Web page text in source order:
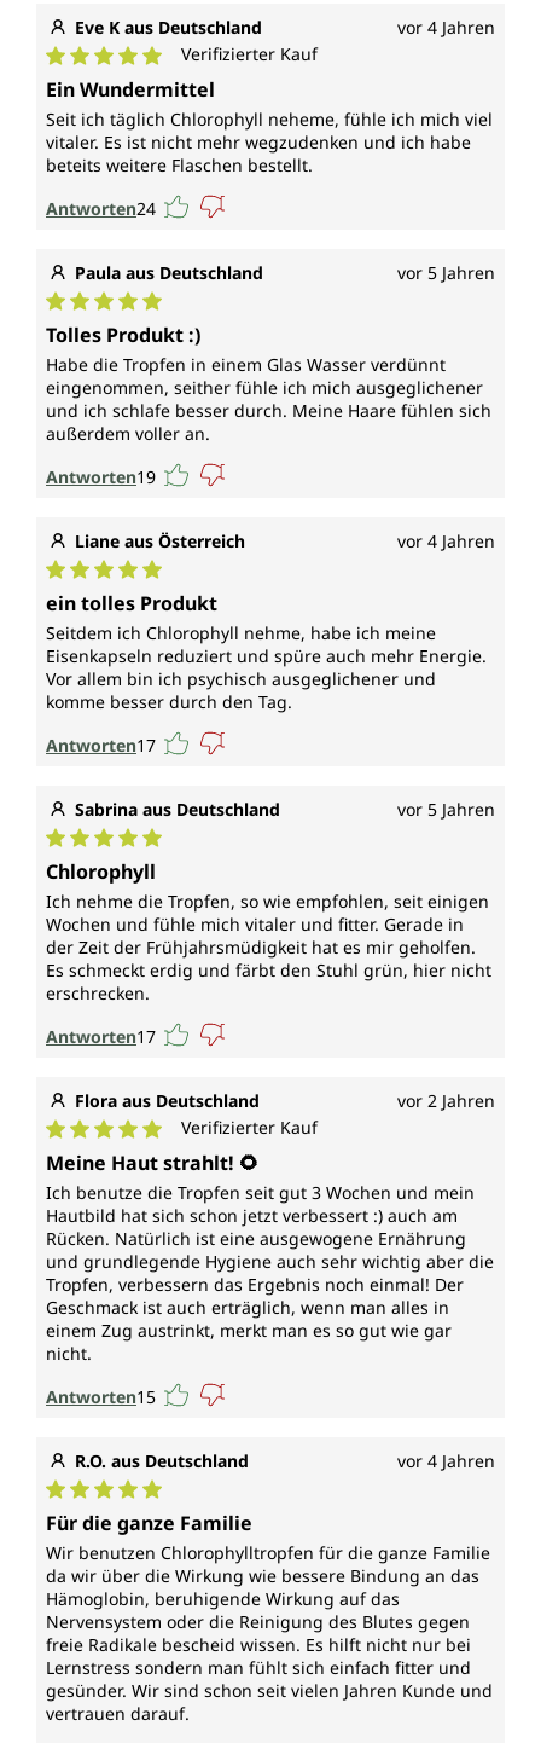
Eve K aus Deutschland vor 4 Jahren
Durchschnittliche Bewertung von 5 von 5 Sternen
Verifizierter Kauf
Ein Wundermittel
Seit ich täglich Chlorophyll neheme, fühle ich mich viel
vitaler. Es ist nicht mehr wegzudenken und ich habe
beteits weitere Flaschen bestellt.
Antworten24
Paula aus Deutschland vor 5 Jahren
Durchschnittliche Bewertung von 5 von 5 Sternen
Tolles Produkt :)
Habe die Tropfen in einem Glas Wasser verdünnt
eingenommen, seither fühle ich mich ausgeglichener
und ich schlafe besser durch. Meine Haare fühlen sich
außerdem voller an.
Antworten19
Liane aus Österreich vor 4 Jahren
Durchschnittliche Bewertung von 5 von 5 Sternen
ein tolles Produkt
Seitdem ich Chlorophyll nehme, habe ich meine
Eisenkapseln reduziert und spüre auch mehr Energie.
Vor allem bin ich psychisch ausgeglichener und
komme besser durch den Tag.
Antworten17
Sabrina aus Deutschland vor 5 Jahren
Durchschnittliche Bewertung von 5 von 5 Sternen
Chlorophyll
Ich nehme die Tropfen, so wie empfohlen, seit einigen
Wochen und fühle mich vitaler und fitter. Gerade in
der Zeit der Frühjahrsmüdigkeit hat es mir geholfen.
Es schmeckt erdig und färbt den Stuhl grün, hier nicht
erschrecken.
Antworten17
Flora aus Deutschland vor 2 Jahren
Durchschnittliche Bewertung von 5 von 5 Sternen
Verifizierter Kauf
Meine Haut strahlt! 🌻
Ich benutze die Tropfen seit gut 3 Wochen und mein
Hautbild hat sich schon jetzt verbessert :) auch am
Rücken. Natürlich ist eine ausgewogene Ernährung
und grundlegende Hygiene auch sehr wichtig aber die
Tropfen, verbessern das Ergebnis noch einmal! Der
Geschmack ist auch erträglich, wenn man alles in
einem Zug austrinkt, merkt man es so gut wie gar
nicht.
Antworten15
R.O. aus Deutschland vor 4 Jahren
Durchschnittliche Bewertung von 5 von 5 Sternen
Für die ganze Familie
Wir benutzen Chlorophylltropfen für die ganze Familie
da wir über die Wirkung wie bessere Bindung an das
Hämoglobin, beruhigende Wirkung auf das
Nervensystem oder die Reinigung des Blutes gegen
freie Radikale bescheid wissen. Es hilft nicht nur bei
Lernstress sondern man fühlt sich einfach fitter und
gesünder. Wir sind schon seit vielen Jahren Kunde und
vertrauen darauf.